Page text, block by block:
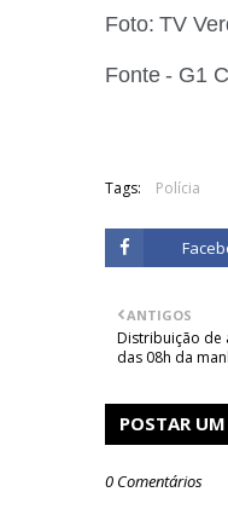
Foto: TV
Fonte - G1
Tags: Polícia
ANTIGOS
Distribuição de
das 08h da
POSTAR
0 Comentários